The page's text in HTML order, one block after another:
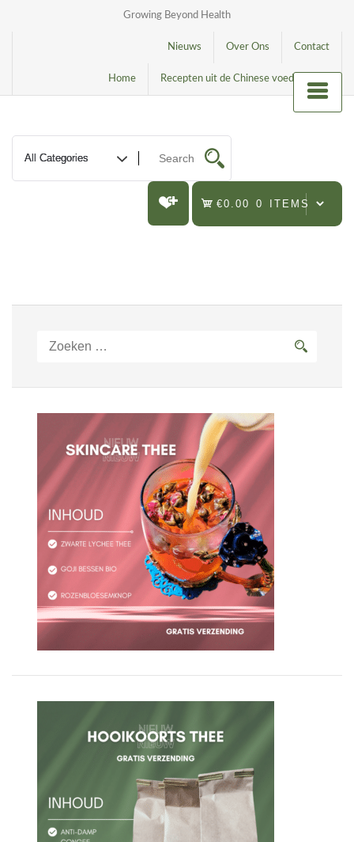
Growing Beyond Health
Contact
Over Ons
Nieuws
Recepten uit de Chinese voedingsleer
Home
€0.00 0 ITEMS